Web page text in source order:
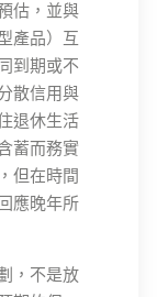
估，並與
產品）互
到期或不
散信用與
退休生活
蓄而務實
但在時間
應晚年所
，不是放